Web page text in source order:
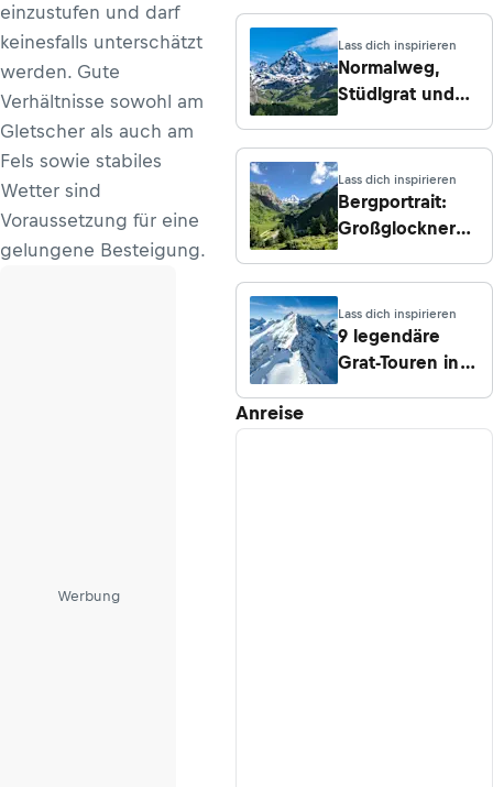
einzustufen und darf
keinesfalls unterschätzt
werden. Gute
Verhältnisse sowohl am
Gletscher als auch am
Fels sowie stabiles
Wetter sind
Voraussetzung für eine
gelungene Besteigung.
Werbung
Lass dich inspirieren
Normalweg,
Stüdlgrat und
beliebtesten
Routen auf den
Großglockner
Lass dich inspirieren
Bergportrait:
Großglockner
Infos über den
höchsten Berg
Östereichs
Lass dich inspirieren
9 legendäre
Grat-Touren in
Anreise